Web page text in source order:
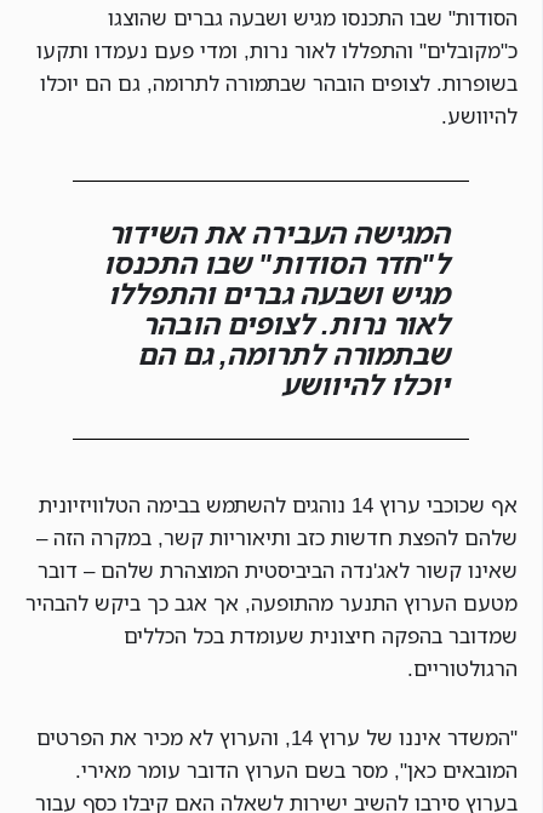
הסודות" שבו התכנסו מגיש ושבעה גברים שהוצגו
כ"מקובלים" והתפללו לאור נרות, ומדי פעם נעמדו ותקעו
בשופרות. לצופים הובהר שבתמורה לתרומה, גם הם יוכלו
להיוושע.
המגישה העבירה את השידור
ל"חדר הסודות" שבו התכנסו
מגיש ושבעה גברים והתפללו
לאור נרות. לצופים הובהר
שבתמורה לתרומה, גם הם
יוכלו להיוושע
אף שכוכבי ערוץ 14 נוהגים להשתמש בבימה הטלוויזיונית
שלהם להפצת חדשות כזב ותיאוריות קשר, במקרה הזה –
שאינו קשור לאג'נדה הביביסטית המוצהרת שלהם – דובר
מטעם הערוץ התנער מהתופעה, אך אגב כך ביקש להבהיר
שמדובר בהפקה חיצונית שעומדת בכל הכללים
הרגולטוריים.
"המשדר איננו של ערוץ 14, והערוץ לא מכיר את הפרטים
המובאים כאן", מסר בשם הערוץ הדובר עומר מאירי.
בערוץ סירבו להשיב ישירות לשאלה האם קיבלו כסף עבור